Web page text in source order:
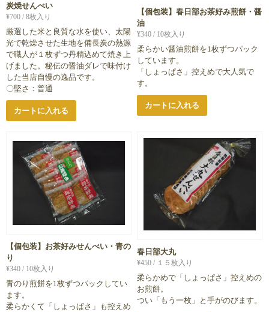
炭焼せんべい
¥700 / 8枚入り
厳選した米と良質な水を使い、太陽
光で乾燥させた生地を備長炭の熱源
で職人が１枚ずつ丹精込めて焼き上
げました。秘伝の醤油ダレで味付け
した当店自慢の逸品です。
〇堅さ：普通
カートに入れる
【個包装】春日部お茶好み煎餅・醤
油
¥340 / 10枚入り
柔らかい醤油煎餅を1枚ずつパック
しています。
「しょっぱさ」控えめで大人気で
す。
カートに入れる
【個包装】お茶好みせんべい・青の
り
¥340 / 10枚入り
青のり煎餅を1枚ずつパックしてい
ます。
柔らかくて「しょっぱさ」も控えめ
春日部大丸
¥450 / １５枚入り
柔らかめで「しょっぱさ」控えめの
お煎餅。
つい「もう一枚」と手がのびます。